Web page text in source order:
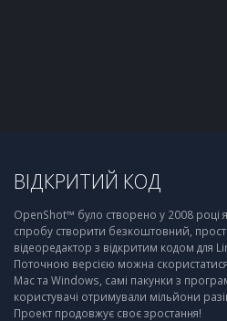
ВІДКРИТИЙ КОД
OpenShot™ було створено у 2008 році
спробу створити безкоштовний,
відеоредактор з відкритим кодом для
Поточною версією можна скористатися
Mac та Windows, самі пакунки з
користувачі отримували мільйони
Проект продовжує своє зростання!